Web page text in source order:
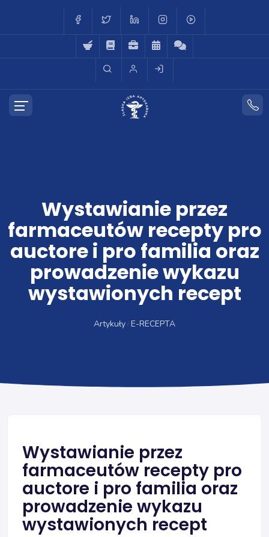
Wystawianie przez
farmaceutów recepty pro
auctore i pro familia oraz
prowadzenie wykazu
wystawionych recept
Artykuły E-RECEPTA
Wystawianie przez
farmaceutów recepty pro
auctore i pro familia oraz
prowadzenie wykazu
wystawionych recept